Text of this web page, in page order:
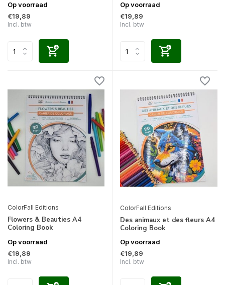
Op voorraad
€19,89
Incl. btw
Op voorraad
€19,89
Incl. btw
ColorFall Editions
Flowers & Beauties A4
Coloring Book
Op voorraad
€19,89
Incl. btw
ColorFall Editions
Des animaux et des fleurs A4
Coloring Book
Op voorraad
€19,89
Incl. btw